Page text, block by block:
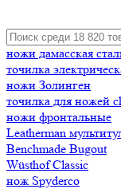
ножи дамасская
точилка
ножи Золинген
точилка для ножей
ножи фронтальные
Leatherman
Benchmade Bugout
Wüsthof Classic
нож Spyderco